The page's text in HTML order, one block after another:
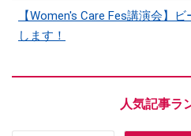
【Women's Care Fes講演会】
します！